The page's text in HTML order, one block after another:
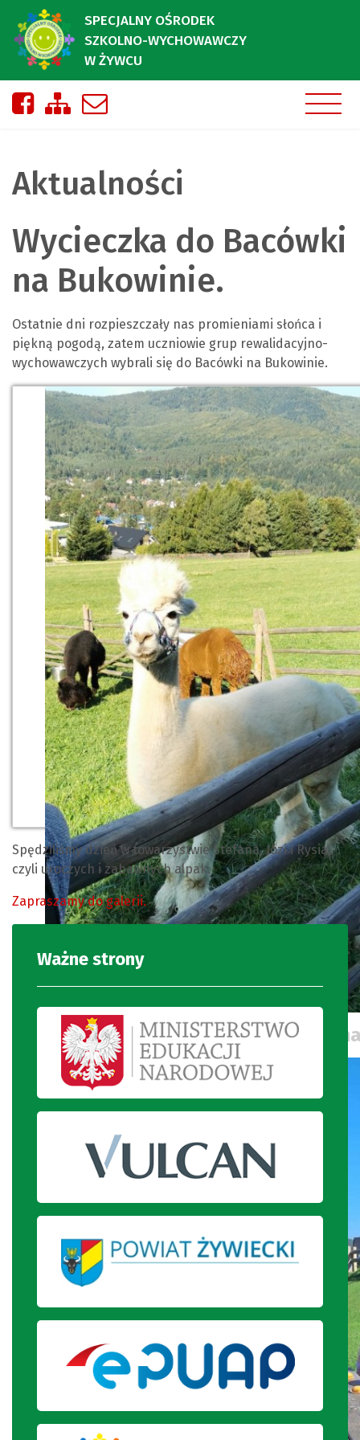
SPECJALNY OŚRODEK
SZKOLNO-WYCHOWAWCZY
W ŻYWCU
Nasza strona na Facebooku
Zobacz mapę strony
Aktualności
Wycieczka do Bacówki
na Bukowinie.
Ostatnie dni rozpieszczały nas promieniami słońca i
piękną pogodą, zatem uczniowie grup rewalidacyjno-
wychowawczych wybrali się do Bacówki na Bukowinie.
Obcowanie ze zwierzętami daje
Spędziliśmy dzień w towarzystwie Stefana, Józi i Rysia,
czyli uroczych i zabawnych alpak.
Zapraszamy do galerii.
Ważne strony